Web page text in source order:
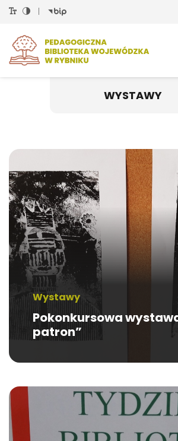
WYSTAWY
Wystawy
Pokonkursowa
patron”